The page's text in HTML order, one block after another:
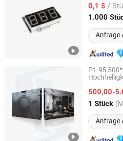
0,1 $ /
1.000
Anfrage
Guangdong, China
P1.95
500,00-
1 Stück
Anfrage
Shenzhen SandsLED
Guangdong, China